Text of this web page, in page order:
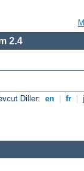
2.4
Diller: en fr